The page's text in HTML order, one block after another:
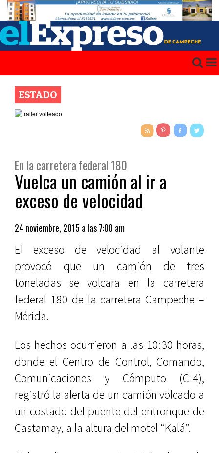
ESTADO
En la carretera federal 180
Vuelca un camión al ir a
exceso de velocidad
24 noviembre, 2015 a las 7:00 am
El exceso de velocidad al volante
provocó que un camión de tres
toneladas se volcara en la carretera
federal 180 de la carretera Campeche –
Mérida.
Los hechos ocurrieron a las 10:30 horas,
donde el Centro de Control, Comando,
Comunicaciones y Cómputo (C-4),
registró la alerta de un camión volcado a
un costado del puente del entronque de
Castamay, a la altura del motel “Kalá”.